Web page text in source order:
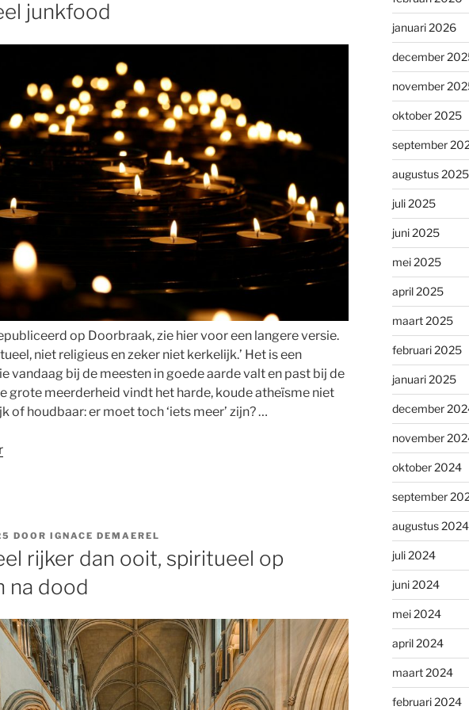
junkfood
op Doorbraak, zie hier voor een langere versie.
niet religieus en zeker niet kerkelijk.’ Het is een
vandaag bij de meesten in goede aarde valt en past bij de
grote meerderheid vindt het harde, koude atheïsme niet
of houdbaar: er moet toch ‘iets meer’ zijn? …
“Over
junkfood”
DOOR IGNACE DEMAEREL
rijker dan ooit, spiritueel op
na dood
januari 2026
december
november
oktober 2025
september
augustus 2025
juli 2025
juni 2025
mei 2025
april 2025
maart 2025
februari 2025
januari 2025
december
november
oktober 2024
september
augustus 2024
juli 2024
juni 2024
mei 2024
april 2024
maart 2024
februari 2024